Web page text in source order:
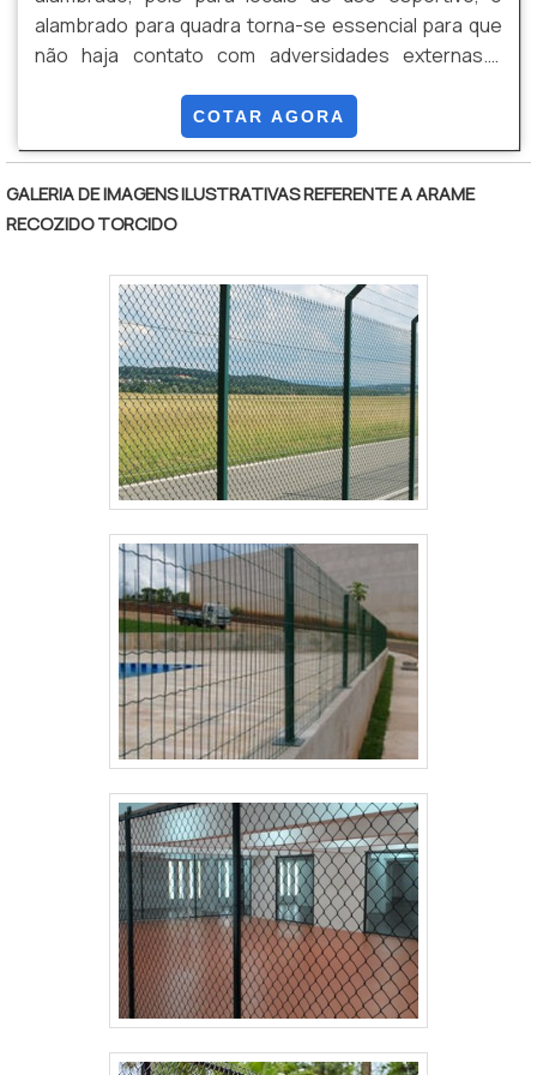
alambrado para quadra torna-se essencial para que
não haja contato com adversidades externas.O
cerca de aço galvanizado, presa em mourões de
madeira ou concreto, que têm como finalidade
tranquilidade para os usuários do espaço.A tela de
alambrado para quadra de futebol pode ter diversas
COTAR AGORA
GALERIA DE IMAGENS ILUSTRATIVAS REFERENTE A ARAME
RECOZIDO TORCIDO